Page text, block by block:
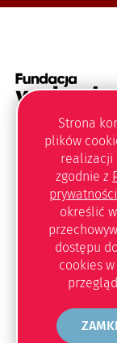
Strona
plików
realizacji
zgodnie z
prywatności
określić
dostępu
cookies